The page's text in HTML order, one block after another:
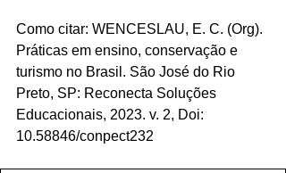
Como citar: WENCESLAU, E. C. (Org).
Práticas em ensino, conservação e
turismo no Brasil. São José do Rio
Preto, SP: Reconecta Soluções
Educacionais, 2023. v. 2, Doi:
10.58846/conpect232